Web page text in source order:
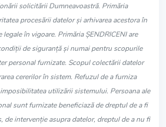
solicitării Dumneavoastră. Primăria
procesării datelor și arhivarea acestora în
în vigoare. Primăria ŞENDRICENI are
de siguranță și numai pentru scopurile
personal furnizate. Scopul colectării datelor
cererilor în sistem. Refuzul de a furniza
utilizării sistemului. Persoana ale
sunt furnizate beneficiază de dreptul de a fi
de intervenție asupra datelor, dreptul de a nu fi